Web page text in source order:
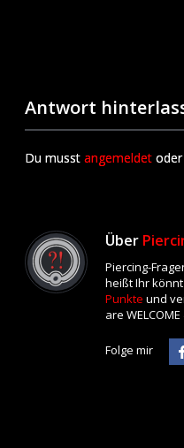
Antwort
Du musst angemeldet oder
Über
Piercing-
heißt Ihr
Punkte und
are
Folge mir